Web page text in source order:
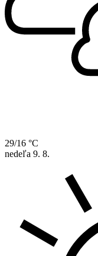
29/16 °C
nedeľa 9. 8.